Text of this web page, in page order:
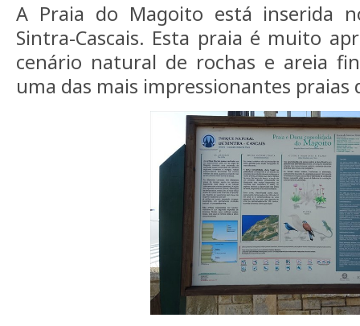
A Praia do Magoito está inserida
Sintra-Cascais. Esta praia é muito
cenário natural de rochas e areia
uma das mais impressionantes praias